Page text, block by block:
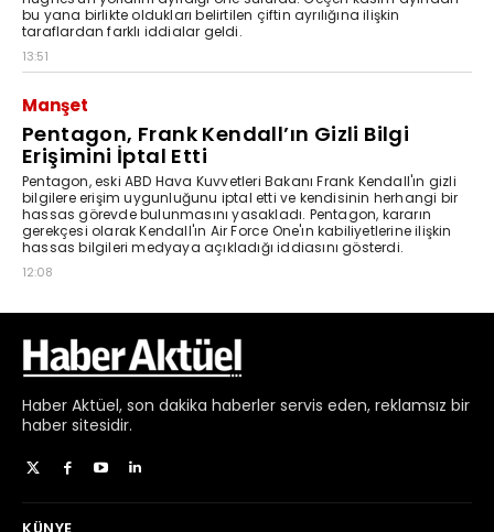
Haber Aktüel, son dakika haberler servis eden, reklamsız bir
haber sitesidir.